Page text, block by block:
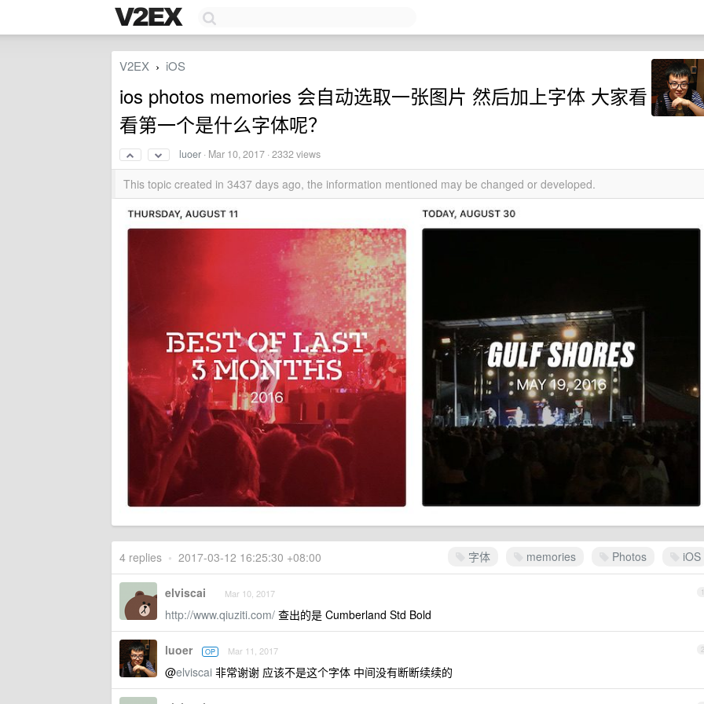
V2EX › iOS
ios photos memories 会自动选取一张图片 然后加上字体 大家看
看第一个是什么字体呢？
luoer · Mar 10, 2017 · 2332 views
This topic created in 3437 days ago, the information mentioned may be changed or developed.
字体 memories Photos iOS
4 replies • 2017-03-12 16:25:30 +08:00
1
elviscai Mar 10, 2017
http://www.qiuziti.com/ 查出的是 Cumberland Std Bold
2
luoer OP Mar 11, 2017
@elviscai 非常谢谢 应该不是这个字体 中间没有断断续续的